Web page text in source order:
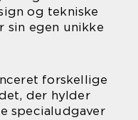
og tekniske
sin egen unikke
forskellige
der hylder
specialudgaver